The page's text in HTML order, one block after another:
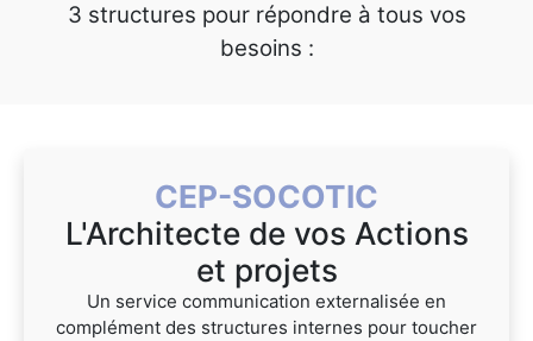
3 structures pour répondre à tous vos
besoins :
CEP-SOCOTIC
L'Architecte de vos Actions
et projets
Un service communication externalisée en
complément des structures internes pour toucher